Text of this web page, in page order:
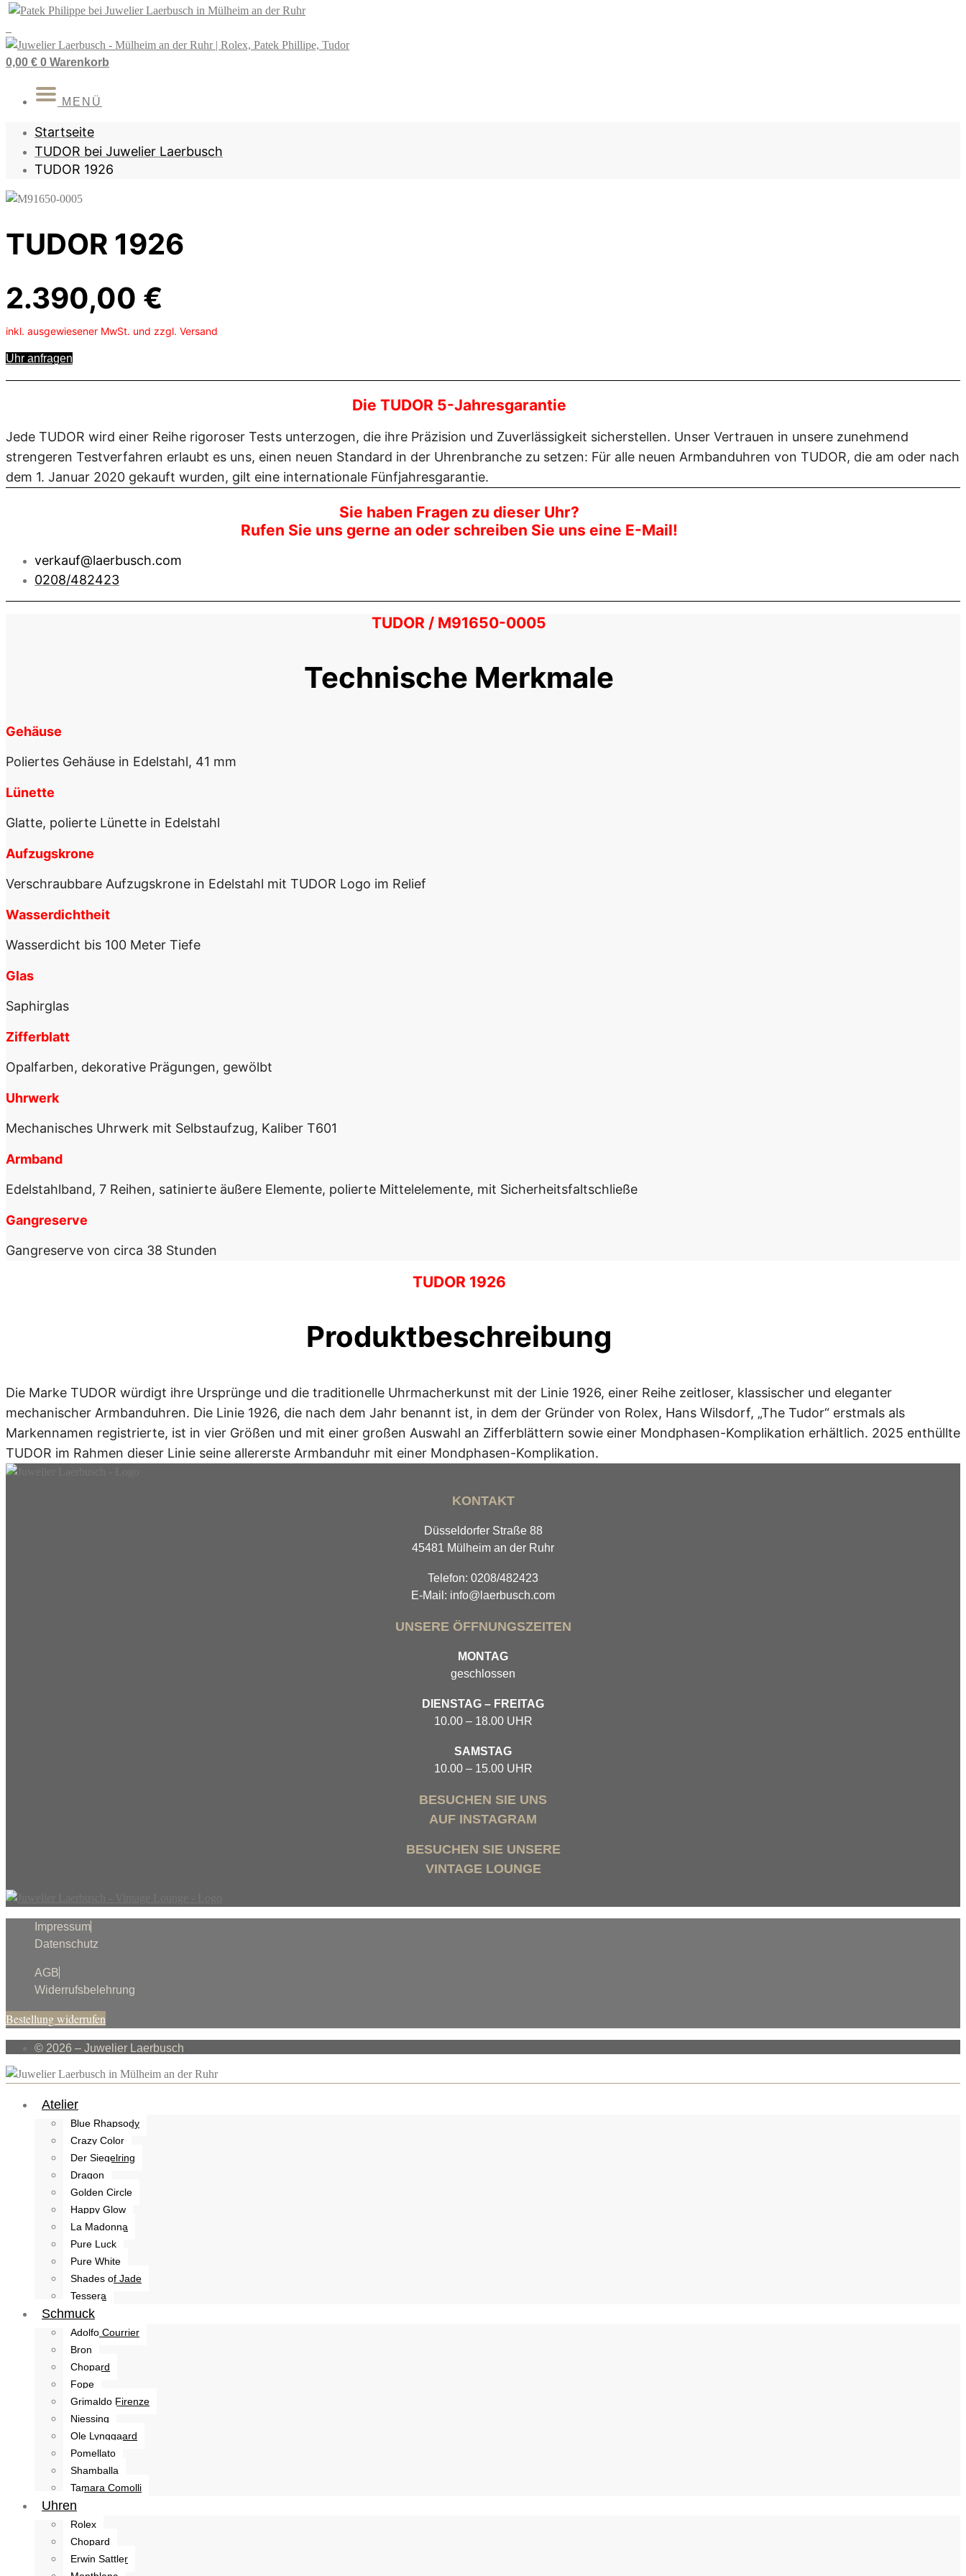
Zum
Inhalt
springen
0,00 € 0 Warenkorb
MENÜ
Startseite
TUDOR bei Juwelier Laerbusch
TUDOR 1926
TUDOR 1926
2.390,00 €
inkl. ausgewiesener MwSt. und zzgl. Versand
Uhr anfragen
Die TUDOR 5-Jahresgarantie
Jede TUDOR wird einer Reihe rigoroser Tests unterzogen, die ihre Präzision und Zuverlässigkeit sicherstellen. Unser Vertrauen in unsere zunehmend
strengeren Testverfahren erlaubt es uns, einen neuen Standard in der Uhrenbranche zu setzen: Für alle neuen Armbanduhren von TUDOR, die am oder nach
dem 1. Januar 2020 gekauft wurden, gilt eine internationale Fünfjahresgarantie.
Sie haben Fragen zu dieser Uhr?
Rufen Sie uns gerne an oder schreiben Sie uns eine E-Mail!
verkauf@laerbusch.com
0208/482423
TUDOR / M91650-0005
Technische Merkmale
Gehäuse
Poliertes Gehäuse in Edelstahl, 41 mm
Lünette
Glatte, polierte Lünette in Edelstahl
Aufzugskrone
Verschraubbare Aufzugskrone in Edelstahl mit TUDOR Logo im Relief
Wasserdichtheit
Wasserdicht bis 100 Meter Tiefe
Glas
Saphirglas
Zifferblatt
Opalfarben, dekorative Prägungen, gewölbt
Uhrwerk
Mechanisches Uhrwerk mit Selbstaufzug, Kaliber T601
Armband
Edelstahlband, 7 Reihen, satinierte äußere Elemente, polierte Mittelelemente, mit Sicherheitsfaltschließe
Gangreserve
Gangreserve von circa 38 Stunden
TUDOR 1926
Produktbeschreibung
Die Marke TUDOR würdigt ihre Ursprünge und die traditionelle Uhrmacherkunst mit der Linie 1926, einer Reihe zeitloser, klassischer und eleganter
mechanischer Armbanduhren. Die Linie 1926, die nach dem Jahr benannt ist, in dem der Gründer von Rolex, Hans Wilsdorf, „The Tudor“ erstmals als
Markennamen registrierte, ist in vier Größen und mit einer großen Auswahl an Zifferblättern sowie einer Mondphasen-Komplikation erhältlich. 2025 enthüllte
TUDOR im Rahmen dieser Linie seine allererste Armbanduhr mit einer Mondphasen-Komplikation.
KONTAKT
Düsseldorfer Straße 88
45481 Mülheim an der Ruhr
Telefon: 0208/482423
E-Mail: info@laerbusch.com
UNSERE ÖFFNUNGSZEITEN
MONTAG
geschlossen
DIENSTAG – FREITAG
10.00 – 18.00 UHR
SAMSTAG
10.00 – 15.00 UHR
BESUCHEN SIE UNS
AUF INSTAGRAM
BESUCHEN SIE UNSERE
VINTAGE LOUNGE
Impressum
Datenschutz
AGB
Widerrufsbelehrung
Bestellung widerrufen
© 2026 – Juwelier Laerbusch
Atelier
Blue Rhapsody
Crazy Color
Der Siegelring
Dragon
Golden Circle
Happy Glow
La Madonna
Pure Luck
Pure White
Shades of Jade
Tessera
Schmuck
Adolfo Courrier
Bron
Chopard
Fope
Grimaldo Firenze
Niessing
Ole Lynggaard
Pomellato
Shamballa
Tamara Comolli
Uhren
Rolex
Chopard
Erwin Sattler